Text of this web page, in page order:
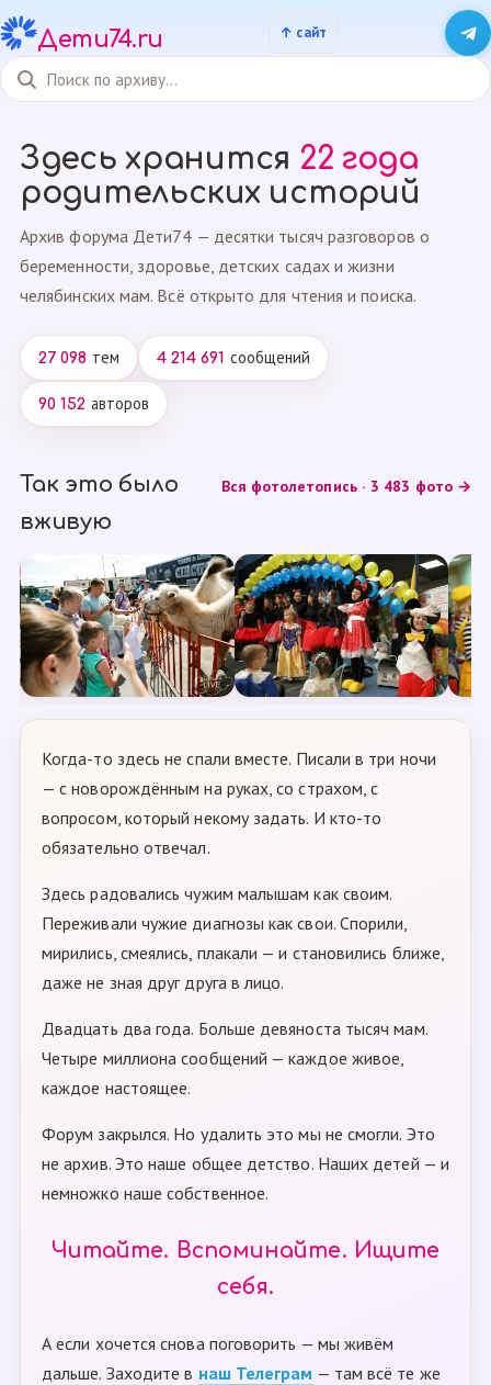
Дети74.ru
Здесь хранится 22 года
родительских историй
Архив форума Дети74 — десятки тысяч разговоров о
беременности, здоровье, детских садах и жизни
челябинских мам. Всё открыто для чтения и поиска.
27 098 тем 4 214 691 сообщений
90 152 авторов
Так это было
вживую
Вся фотолетопись · 3 483 фото →
Когда-то здесь не спали вместе. Писали в три ночи
— с новорождённым на руках, со страхом, с
вопросом, который некому задать. И кто-то
обязательно отвечал.
Здесь радовались чужим малышам как своим.
Переживали чужие диагнозы как свои. Спорили,
мирились, смеялись, плакали — и становились ближе,
даже не зная друг друга в лицо.
Двадцать два года. Больше девяноста тысяч мам.
Четыре миллиона сообщений — каждое живое,
каждое настоящее.
Форум закрылся. Но удалить это мы не смогли. Это
не архив. Это наше общее детство. Наших детей — и
немножко наше собственное.
Читайте. Вспоминайте. Ищите
себя.
А если хочется снова поговорить — мы живём
дальше. Заходите в наш Телеграм — там всё те же